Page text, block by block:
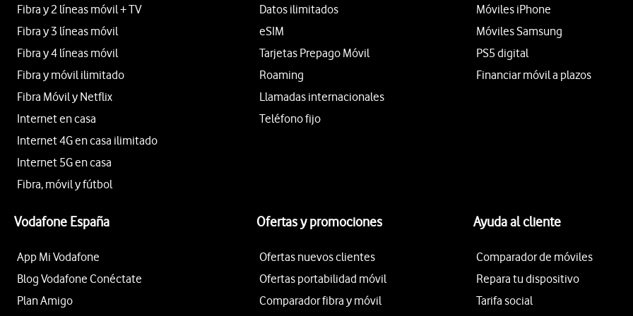
Fibra y 2 líneas móvil + TV
Fibra y 3 líneas móvil
Fibra y 4 líneas móvil
Fibra y móvil ilimitado
Fibra Móvil y Netflix
Internet en casa
Internet 4G en casa ilimitado
Internet 5G en casa
Fibra, móvil y fútbol
Datos ilimitados
eSIM
Tarjetas Prepago Móvil
Roaming
Llamadas internacionales
Teléfono fijo
Móviles iPhone
Móviles Samsung
PS5 digital
Financiar móvil a plazos
Vodafone España
App Mi Vodafone
Blog Vodafone Conéctate
Plan Amigo
Ofertas y promociones
Ofertas nuevos clientes
Ofertas portabilidad móvil
Comparador fibra y móvil
Ayuda al cliente
Comparador de móviles
Repara tu dispositivo
Tarifa social